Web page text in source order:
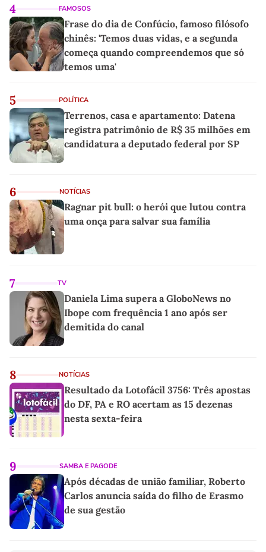
4 FAMOSOS
Frase do dia de Confúcio, famoso filósofo
chinês: 'Temos duas vidas, e a segunda
começa quando compreendemos que só
temos uma'
5 POLÍTICA
Terrenos, casa e apartamento: Datena
registra patrimônio de R$ 35 milhões em
candidatura a deputado federal por SP
6 NOTÍCIAS
Ragnar pit bull: o herói que lutou contra
uma onça para salvar sua família
7 TV
Daniela Lima supera a GloboNews no
Ibope com frequência 1 ano após ser
demitida do canal
8 NOTÍCIAS
Resultado da Lotofácil 3756: Três apostas
do DF, PA e RO acertam as 15 dezenas
nesta sexta-feira
9 SAMBA E PAGODE
Após décadas de união familiar, Roberto
Carlos anuncia saída do filho de Erasmo
de sua gestão